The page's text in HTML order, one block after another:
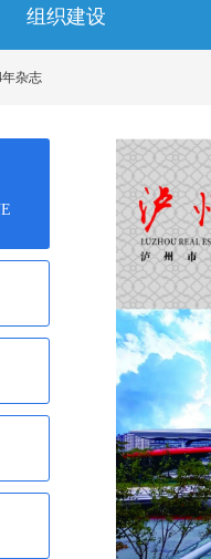
组织建设
年杂志